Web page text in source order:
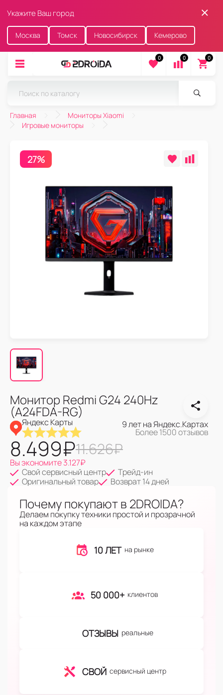
Укажите Ваш город
Москва Томск Новосибирск Кемерово
0 0 0
Главная
Мониторы Xiaomi
Игровые мониторы
27%
Монитор Redmi G24 240Hz
(A24FDA-RG)
Яндекс Карты 9 лет на Яндекс.Картах
Более 1500 отзывов
11.626₽
8.499₽
Вы экономите3.127₽
Свой сервисный центр
Трейд-ин
Оригинальный товар
Возврат 14 дней
Почему покупают в 2DROIDA?
Делаем покупку техники простой и прозрачной
на каждом этапе
10 ЛЕТ на рынке
50 000+ клиентов
ОТЗЫВЫ реальные
СВОЙ сервисный центр